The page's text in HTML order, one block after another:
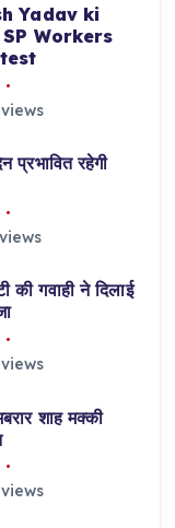
Yadav ki
Workers
रहेगी
गवाही ने दिलाई
शाह मक्की